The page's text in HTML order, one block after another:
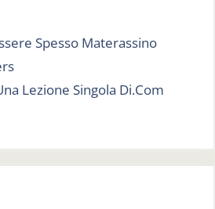
Spesso Materassino
Lezione Singola Di.Com